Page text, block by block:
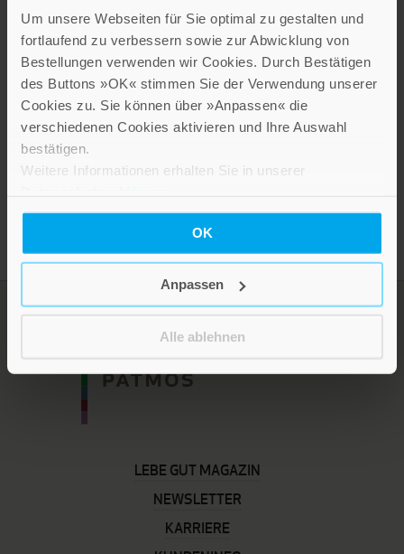
Um unsere Webseiten für Sie optimal zu gestalten und
fortlaufend zu verbessern sowie zur Abwicklung von
Bestellungen verwenden wir Cookies. Durch Bestätigen
des Buttons »OK« stimmen Sie der Verwendung unserer
Cookies zu. Sie können über »Anpassen« die
verschiedenen Cookies aktivieren und Ihre Auswahl
bestätigen.
Weitere Informationen erhalten Sie in unserer
OK
Anpassen
Alle ablehnen
Blumenfülle
2,60 €
Inkl. 19% MwSt.,exkl. Versandkosten
LEBE GUT MAGAZIN
NEWSLETTER
KARRIERE